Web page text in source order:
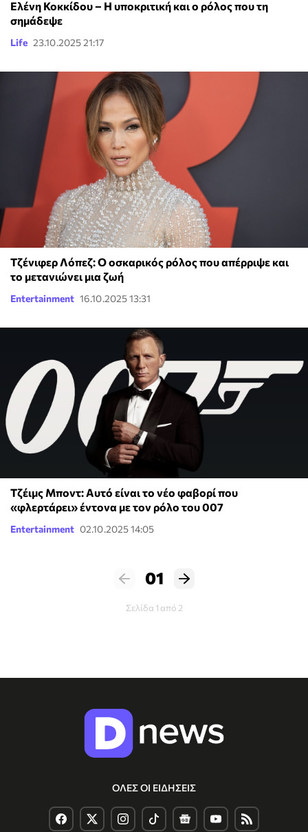
Ελένη Κοκκίδου – Η υποκριτική και ο ρόλος που τη
σημάδεψε
Life 23.10.2025 21:17
Τζένιφερ Λόπεζ: Ο οσκαρικός ρόλος που απέρριψε και
το μετανιώνει μια ζωή
Entertainment 16.10.2025 13:31
Τζέιμς Μποντ: Αυτό είναι το νέο φαβορί που
«φλερτάρει» έντονα με τον ρόλο του 007
Entertainment 02.10.2025 14:05
01
Σελίδα 1 από 2
ΟΛΕΣ ΟΙ ΕΙΔΗΣΕΙΣ